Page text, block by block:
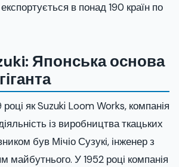
в понад 190 країн по
Японська основа
як Suzuki Loom Works, компанія
із виробництва ткацьких
був Мічіо Сузукі, інженер з
майбутнього. У 1952 році компанія